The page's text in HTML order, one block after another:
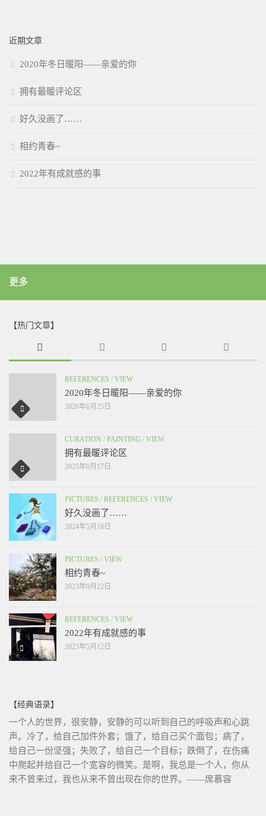
近期文章
2020年冬日暖阳——亲爱的你
拥有最暖评论区
好久没画了……
相约青春~
2022年有成就感的事
更多
【热门文章】
REFERENCES / VIEW
2020年冬日暖阳——亲爱的你
2026年6月25日
CURATION / PAINTING / VIEW
拥有最暖评论区
2025年8月17日
PICTURES / REFERENCES / VIEW
好久没画了……
2024年5月18日
PICTURES / VIEW
相约青春~
2023年9月22日
REFERENCES / VIEW
2022年有成就感的事
2023年5月12日
【经典语录】
一个人的世界，很安静，安静的可以听到自己的呼吸声和心跳
声。冷了，给自己加件外套；饿了，给自己买个面包；病了，
给自己一份坚强；失败了，给自己一个目标；跌倒了，在伤痛
中爬起并给自己一个宽容的微笑。是啊，我总是一个人，你从
来不曾来过，我也从来不曾出现在你的世界。——席慕容